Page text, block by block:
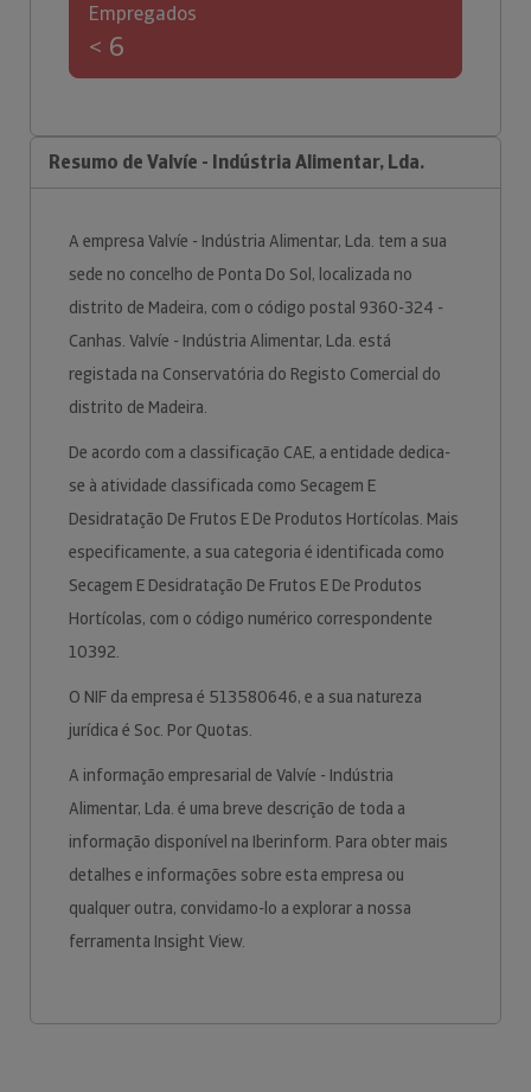
Empregados
< 6
Resumo de Valvíe - Indústria Alimentar, Lda.
A empresa Valvíe - Indústria Alimentar, Lda. tem a sua
sede no concelho de Ponta Do Sol, localizada no
distrito de Madeira, com o código postal 9360-324 -
Canhas. Valvíe - Indústria Alimentar, Lda. está
registada na Conservatória do Registo Comercial do
distrito de Madeira.
De acordo com a classificação CAE, a entidade dedica-
se à atividade classificada como Secagem E
Desidratação De Frutos E De Produtos Hortícolas. Mais
especificamente, a sua categoria é identificada como
Secagem E Desidratação De Frutos E De Produtos
Hortícolas, com o código numérico correspondente
10392.
O NIF da empresa é 513580646, e a sua natureza
jurídica é Soc. Por Quotas.
A informação empresarial de Valvíe - Indústria
Alimentar, Lda. é uma breve descrição de toda a
informação disponível na Iberinform. Para obter mais
detalhes e informações sobre esta empresa ou
qualquer outra, convidamo-lo a explorar a nossa
ferramenta Insight View.